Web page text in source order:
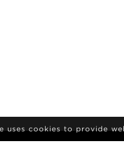
uses cookies to provide